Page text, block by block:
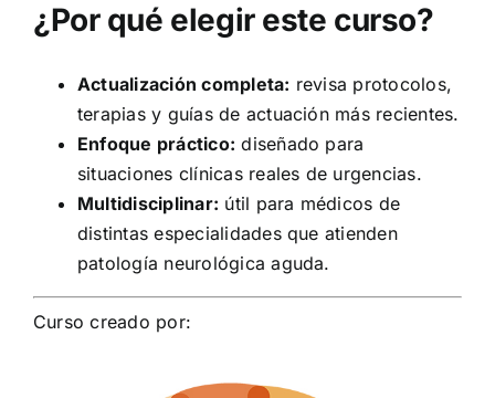
¿Por qué elegir este curso?
Actualización completa: revisa protocolos,
terapias y guías de actuación más recientes.
Enfoque práctico: diseñado para
situaciones clínicas reales de urgencias.
Multidisciplinar: útil para médicos de
distintas especialidades que atienden
patología neurológica aguda.
Curso creado por: